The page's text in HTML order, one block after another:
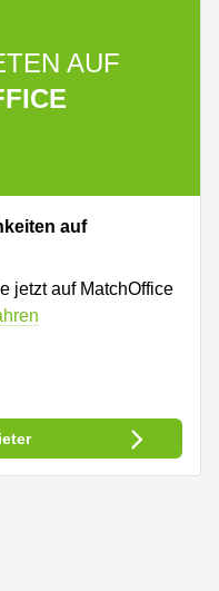
AUF
auf
jetzt auf MatchOffice